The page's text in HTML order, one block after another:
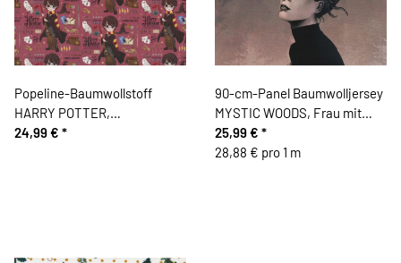
Popeline-Baumwollstoff
HARRY POTTER,
Zauberschule, weinrot
24,99 € *
90-cm-Panel Baumwolljersey
MYSTIC WOODS, Frau mit
Geweih, altrosa, Thorsten
Berger
25,99 € *
28,88 € pro 1 m